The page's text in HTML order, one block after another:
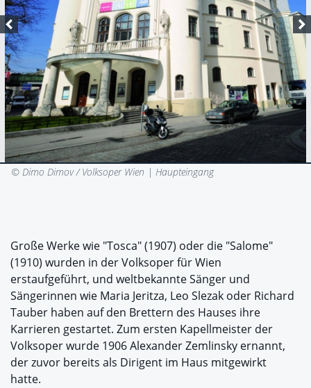
© Dimo Dimov / Volksoper Wien | Haupteingang
Große Werke wie "Tosca" (1907) oder die "Salome"
(1910) wurden in der Volksoper für Wien
erstaufgeführt, und weltbekannte Sänger und
Sängerinnen wie Maria Jeritza, Leo Slezak oder Richard
Tauber haben auf den Brettern des Hauses ihre
Karrieren gestartet. Zum ersten Kapellmeister der
Volksoper wurde 1906 Alexander Zemlinsky ernannt,
der zuvor bereits als Dirigent im Haus mitgewirkt
hatte.